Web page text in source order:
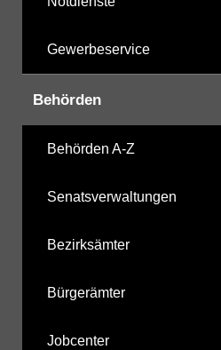
Gewerbeservice
Behörden
Behörden A-Z
Senatsverwaltungen
Bezirksämter
Bürgerämter
Jobcenter